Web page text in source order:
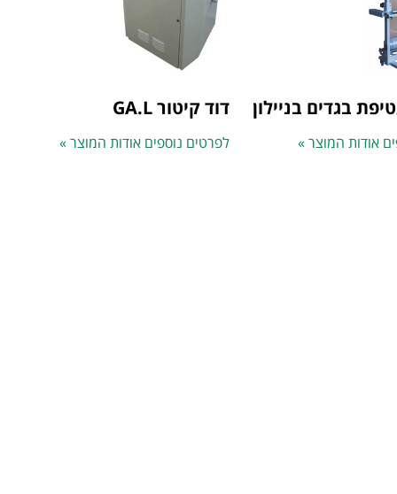
בגדים בניילון
אודות המוצר »
דוד קיטור GA.L
לפרטים נוספים אודות המוצר »